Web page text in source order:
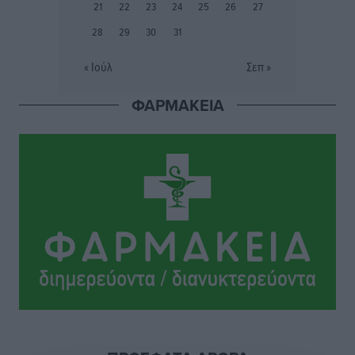
πριν 2 ώρες
Εθνική Παίδων: Ο Χριστοδούλου και η καλύτερη
Διαγόρας: Ανανέωσε ο Μιχάλης Χατζηγεωργίου
ΔΕΑΣ Δάφνη Ρόδου: Η Ευαγγελία Τετράδη στο
Αθλητικά• πριν 2 ώρες
21
22 23 24 25 26
27
28
29 30 31
« Ιούλ Σεπ »
ΦΑΡΜΑΚΕΙΑ